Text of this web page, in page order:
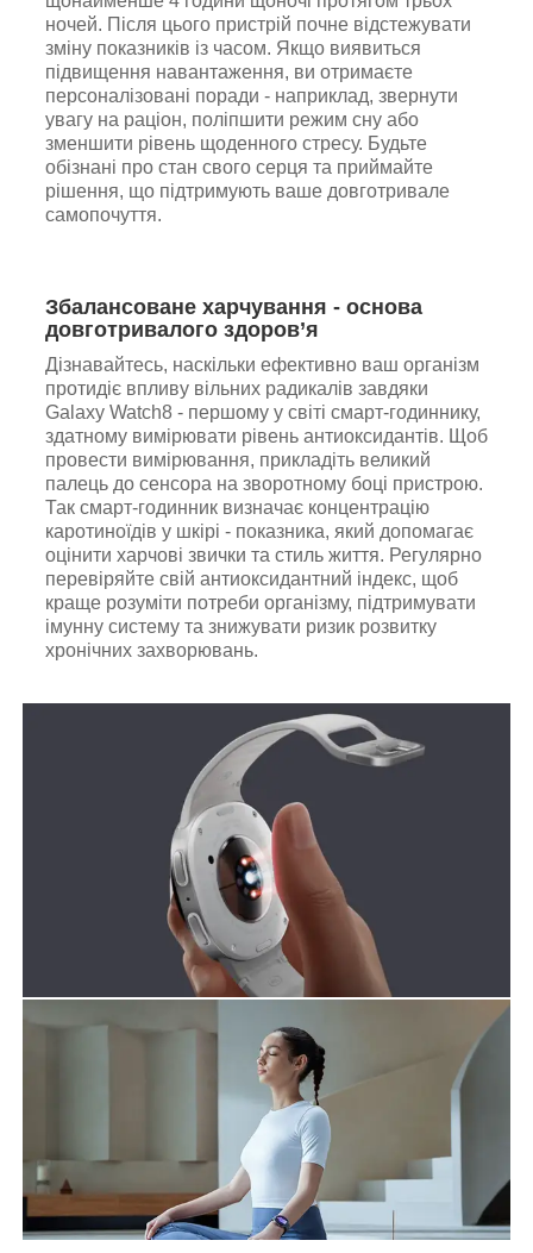
ночей. Після цього пристрій почне відстежувати
зміну показників із часом. Якщо виявиться
підвищення навантаження, ви отримаєте
персоналізовані поради - наприклад, звернути
увагу на раціон, поліпшити режим сну або
зменшити рівень щоденного стресу. Будьте
обізнані про стан свого серця та приймайте
рішення, що підтримують ваше довготривале
самопочуття.
Збалансоване харчування - основа
довготривалого здоров’я
Дізнавайтесь, наскільки ефективно ваш організм
протидіє впливу вільних радикалів завдяки
Galaxy Watch8 - першому у світі смарт-годиннику,
здатному вимірювати рівень антиоксидантів. Щоб
провести вимірювання, прикладіть великий
палець до сенсора на зворотному боці пристрою.
Так смарт-годинник визначає концентрацію
каротиноїдів у шкірі - показника, який допомагає
оцінити харчові звички та стиль життя. Регулярно
перевіряйте свій антиоксидантний індекс, щоб
краще розуміти потреби організму, підтримувати
імунну систему та знижувати ризик розвитку
хронічних захворювань.